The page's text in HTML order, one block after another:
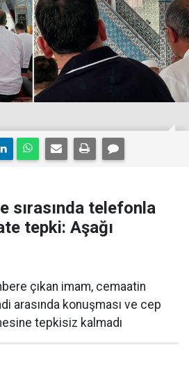
sırasında telefonla
tepki: Aşağı
çıkan imam, cemaatin
arasında konuşması ve cep
tepkisiz kalmadı